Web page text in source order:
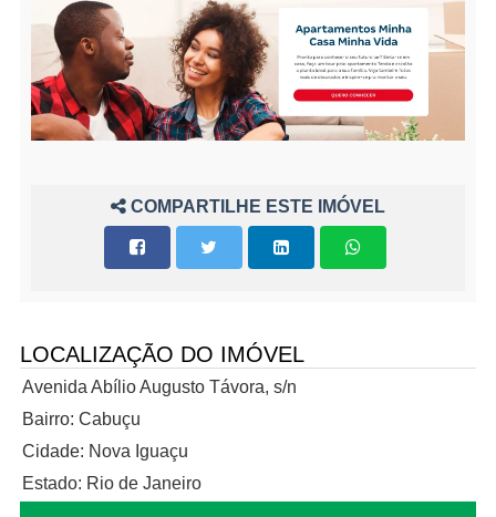
COMPARTILHE ESTE IMÓVEL
LOCALIZAÇÃO DO IMÓVEL
Avenida Abílio Augusto Távora, s/n
Bairro: Cabuçu
Cidade: Nova Iguaçu
Estado: Rio de Janeiro